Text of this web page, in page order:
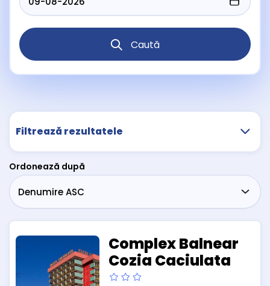
Caută
Filtrează rezultatele
Ordonează după
Complex Balnear
Cozia Caciulata